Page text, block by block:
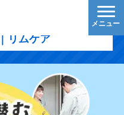
円/㎡〜・5年保証・
リムケア